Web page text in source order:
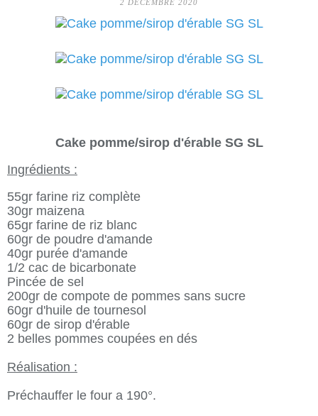
2 DÉCEMBRE 2020
Cake pomme/sirop d'érable SG SL
Ingrédients :
55gr farine riz complète
30gr maizena
65gr farine de riz blanc
60gr de poudre d'amande
40gr purée d'amande
1/2 cac de bicarbonate
Pincée de sel
200gr de compote de pommes sans sucre
60gr d'huile de tournesol
60gr de sirop d'érable
2 belles pommes coupées en dés
Réalisation :
Préchauffer le four a 190°.